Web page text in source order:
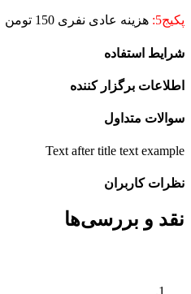
پکیج5: هزینه عادی نفری 150 تومن
شرایط استفاده
اطلاعات برگزار کننده
سوالات متداول
Text after title text example
نظرات کاربران
نقد و بررسی‌ها